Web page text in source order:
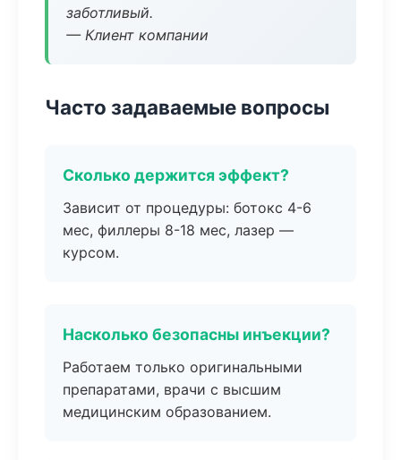
заботливый.
— Клиент компании
Часто задаваемые вопросы
Сколько держится эффект?
Зависит от процедуры: ботокс 4-6
мес, филлеры 8-18 мес, лазер —
курсом.
Насколько безопасны инъекции?
Работаем только оригинальными
препаратами, врачи с высшим
медицинским образованием.